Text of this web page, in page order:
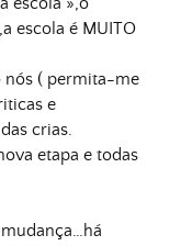
escola é MUITO
nós ( permita-me
e
crias.
etapa e todas